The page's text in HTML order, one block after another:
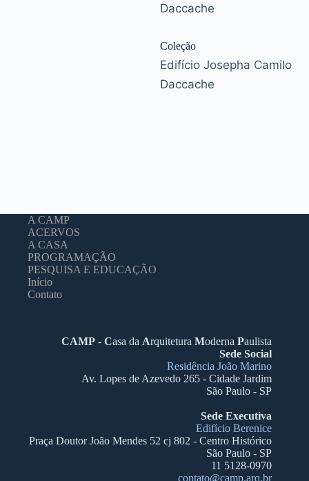
Daccache
Coleção
Edifício Josepha Camilo
Daccache
A CAMP
ACERVOS
A CASA
PROGRAMAÇÃO
PESQUISA E EDUCAÇÃO
Início
Contato
CAMP -Casa da ArquiteturaModernaPaulista
Sede Social
Residência João Marino
Av. Lopes de Azevedo 265 - Cidade Jardim
São Paulo - SP
Sede Executiva
Edifício Berenice
Praça Doutor João Mendes 52 cj 802 - Centro Histórico
São Paulo - SP
11 5128-0970
contato@camp.arq.br